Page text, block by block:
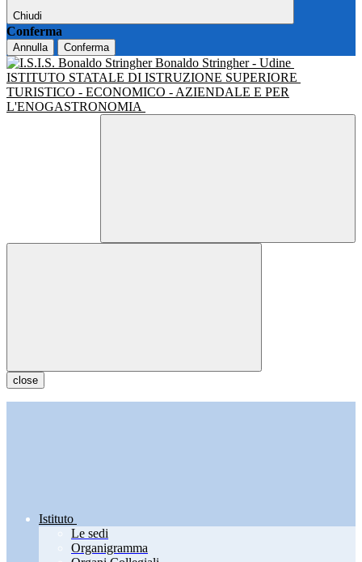
Chiudi
Conferma
Annulla Conferma
Bonaldo Stringher - Udine
ISTITUTO STATALE DI ISTRUZIONE SUPERIORE
TURISTICO - ECONOMICO - AZIENDALE E PER
L'ENOGASTRONOMIA
close
Istituto
Le sedi
Organigramma